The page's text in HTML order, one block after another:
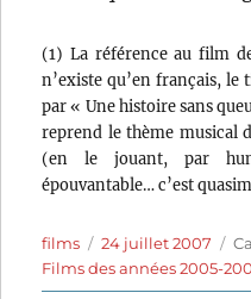
(1) La référence au film
n’existe qu’en français,
par « Une histoire sans
reprend le thème musical
(en le jouant, par
épouvantable… c’est
Auteur
films
Publié
le
24 juillet 2007
Films des années 2005-